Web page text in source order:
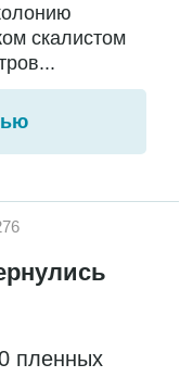
скалистом
пленных